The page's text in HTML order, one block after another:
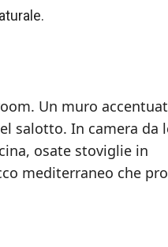
Un muro
salotto. In camera da
osate stoviglie in
mediterraneo che